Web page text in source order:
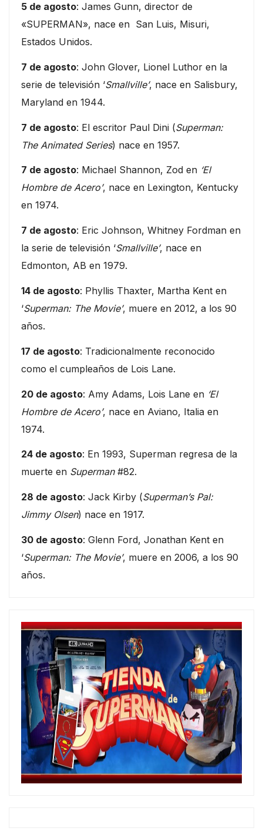
5 de agosto: James Gunn, director de
«SUPERMAN», nace en San Luis, Misuri,
Estados Unidos.
7 de agosto: John Glover, Lionel Luthor en la
serie de televisión ‘Smallville’, nace en Salisbury,
Maryland en 1944.
7 de agosto: El escritor Paul Dini (Superman:
The Animated Series) nace en 1957.
7 de agosto: Michael Shannon, Zod en ‘El
Hombre de Acero’, nace en Lexington, Kentucky
en 1974.
7 de agosto: Eric Johnson, Whitney Fordman en
la serie de televisión ‘Smallville’, nace en
Edmonton, AB en 1979.
14 de agosto: Phyllis Thaxter, Martha Kent en
‘Superman: The Movie’, muere en 2012, a los 90
años.
17 de agosto: Tradicionalmente reconocido
como el cumpleaños de Lois Lane.
20 de agosto: Amy Adams, Lois Lane en ‘El
Hombre de Acero’, nace en Aviano, Italia en
1974.
24 de agosto: En 1993, Superman regresa de la
muerte en Superman#82.
28 de agosto: Jack Kirby (Superman’s Pal:
Jimmy Olsen) nace en 1917.
30 de agosto: Glenn Ford, Jonathan Kent en
‘Superman: The Movie’, muere en 2006, a los 90
años.